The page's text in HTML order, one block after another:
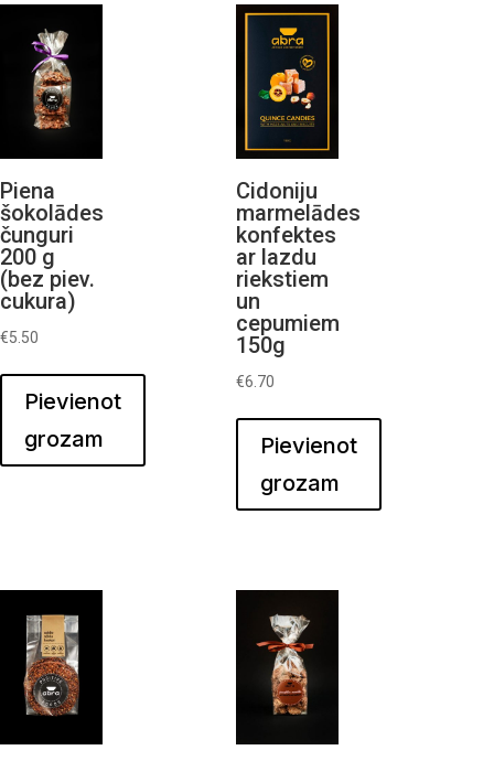
Piena
šokolādes
čunguri
200 g
(bez piev.
cukura)
€5.50
Pievienot
grozam
Cidoniju
marmelādes
konfektes
ar lazdu
riekstiem
un
cepumiem
150g
€6.70
Pievienot
grozam